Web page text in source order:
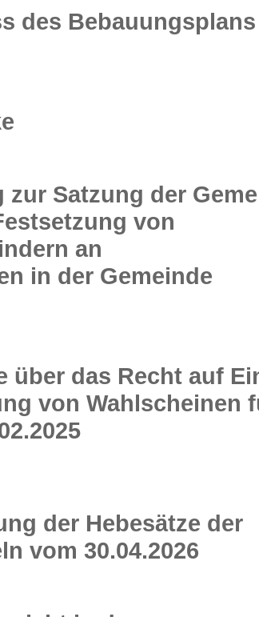
des Bebauungsplans
Satzung der
von
an
in der Gemeinde
über das Recht auf
von Wahlscheinen
der Hebesätze der
vom 30.04.2026